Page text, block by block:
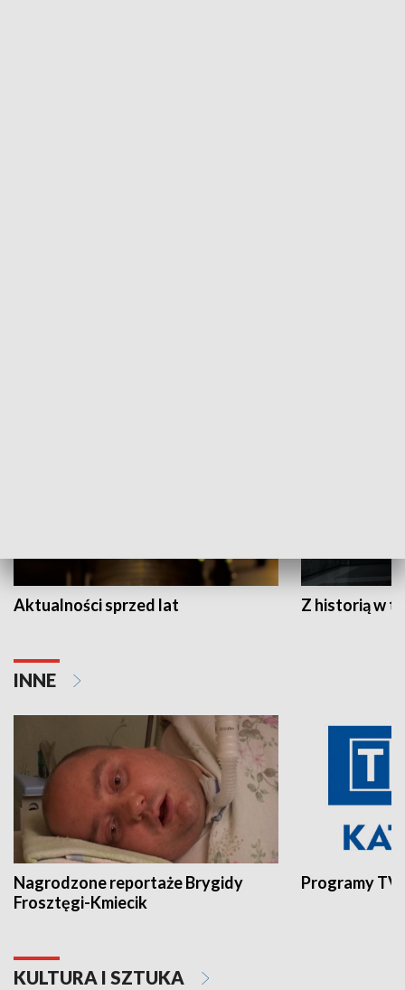
Aktualności sprzed lat Z historią w
INNE
Nagrodzone reportaże Brygidy
Frosztęgi-Kmiecik
Programy
KULTURA I SZTUKA